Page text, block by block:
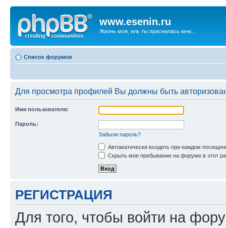
www.esenin.ru
Жизнь моя, иль ты приснилась мне...
Список форумов
Для просмотра профилей Вы должны быть
Имя пользователя:
Пароль:
Забыли пароль?
Автоматически входить при каждом
Скрыть мое пребывание на форуме в этот
РЕГИСТРАЦИЯ
Для того, чтобы войти на